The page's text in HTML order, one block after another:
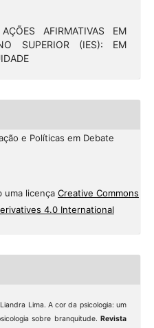
AFIRMATIVAS EM
SUPERIOR (IES): EM
e Políticas em Debate
uma licença Creative Commons
4.0 International
Lima. A cor da psicologia: um
sobre branquitude.Revista